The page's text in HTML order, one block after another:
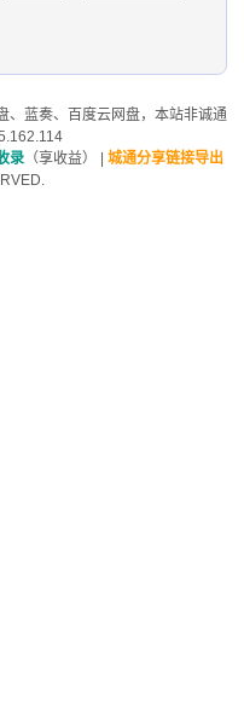
、蓝奏、 百度云网盘，本站非诚通
录（享收益）
城通分享链接导出